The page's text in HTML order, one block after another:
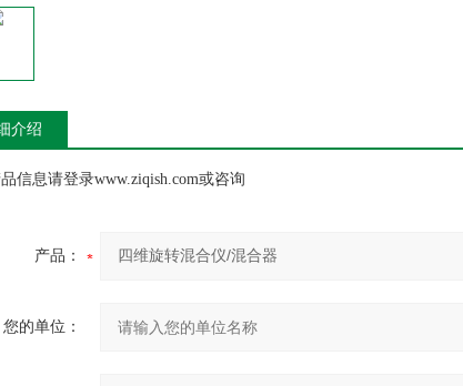
介绍
信息请登录www.ziqish.com或咨询
产品：
您的单位：